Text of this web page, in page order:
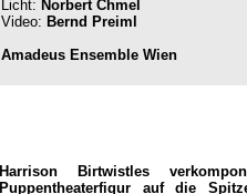
Licht: Norbert Chmel
Video: Bernd Preiml
Amadeus Ensemble Wien
Harrison Birtwistles
Puppentheaterfigur auf die